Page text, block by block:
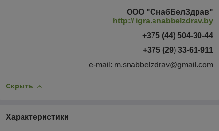
ООО "СнабБелЗдрав"
http:// igra.snabbelzdrav.by
+375 (44) 504-30-44
+375 (29) 33-61-911
e-mail: m.snabbelzdrav@gmail.com
Скрыть
Характеристики